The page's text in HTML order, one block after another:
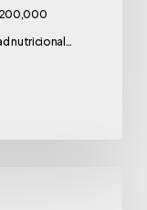
200,000
nutricional…